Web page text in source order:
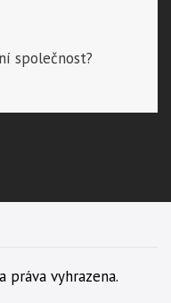
společnost?
práva vyhrazena.